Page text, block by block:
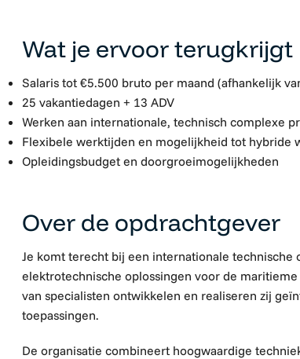
Wat je ervoor terugkrijgt
Salaris tot €5.500 bruto per maand (afhankelijk
25 vakantiedagen + 13 ADV
Werken aan internationale, technisch complexe
Flexibele werktijden en mogelijkheid tot hybride
Opleidingsbudget en doorgroeimogelijkheden
Over de opdrachtgever
Je komt terecht bij een internationale technische
elektrotechnische oplossingen voor de
van specialisten ontwikkelen en realiseren zij
toepassingen.
De organisatie combineert hoogwaardige